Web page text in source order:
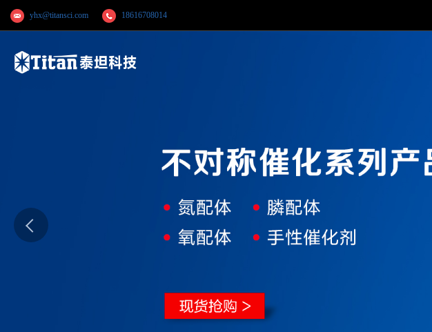
yhx@titansci.com 18616708014